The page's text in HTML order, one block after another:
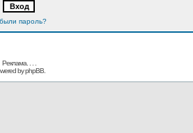
пароль?
Реклама. . .
byphpBB.